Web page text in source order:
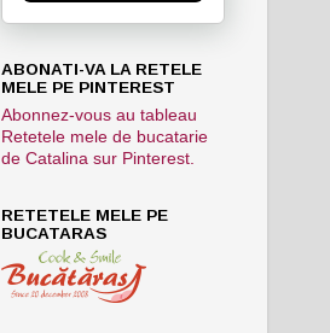
ABONATI-VA LA RETELE
MELE PE PINTEREST
Abonnez-vous au tableau
Retetele mele de bucatarie
de Catalina sur Pinterest.
RETETELE MELE PE
BUCATARAS